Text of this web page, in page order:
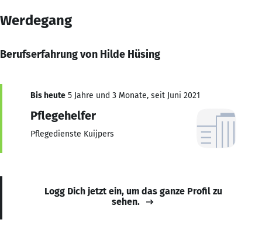
Werdegang
Berufserfahrung von Hilde Hüsing
Bis heute 5 Jahre und 3 Monate, seit Juni 2021
Pflegehelfer
Pflegedienste Kuijpers
Logg Dich jetzt ein, um das ganze Profil zu
sehen.